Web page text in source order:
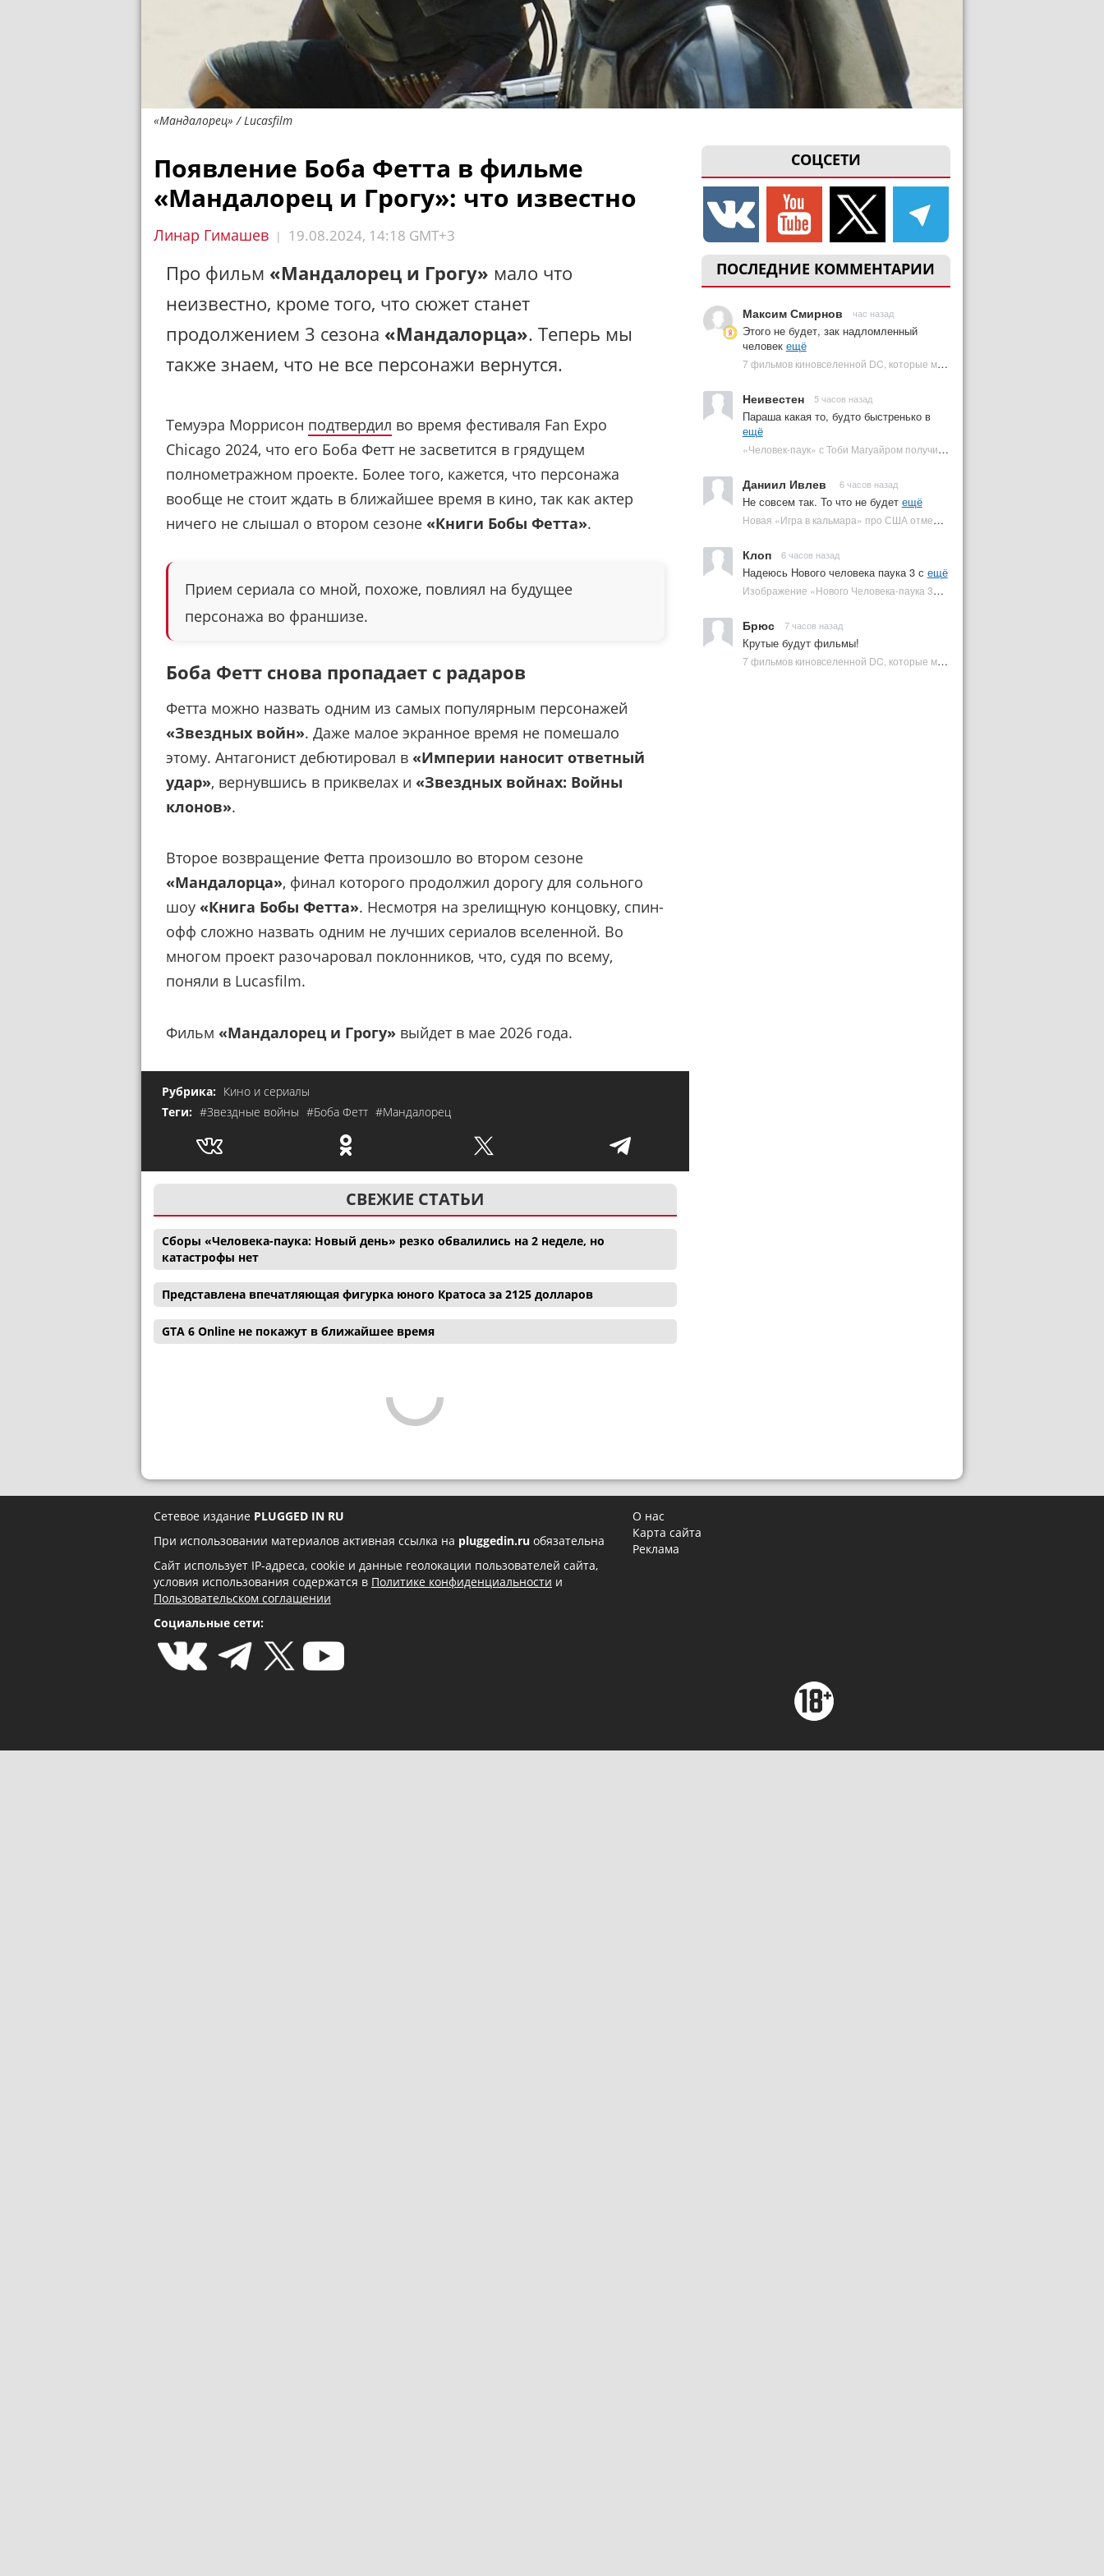
«Мандалорец» / Lucasfilm
СОЦСЕТИ
ПОСЛЕДНИЕ КОММЕНТАРИИ
Максим Смирнов час назад
Этого не будет, зак надломленный
человек ещё
7 фильмов киновселенной DC, которые может снять Зак Снайдер | Plugged In Ru
Неивестен 5 часов назад
Параша какая то, будто быстренько в
ещё
«Человек-паук» с Тоби Магуайром получил новый постер | Plugged In Ru
Даниил Ивлев 6 часов назад
Не совсем так. То что не будет ещё
Новая «Игра в кальмара» про США отменена | Plugged In Ru
Клоп 6 часов назад
Надеюсь Нового человека паука 3 с ещё
Изображение «Нового Человека-паука 3» подтвердило Зловещую шестерку | Plugged In Ru
Брюс 7 часов назад
Крутые будут фильмы!
7 фильмов киновселенной DC, которые может снять Зак Снайдер | Plugged In Ru
Появление Боба Фетта в фильме
«Мандалорец и Грогу»: что известно
Линар Гимашев | 19.08.2024, 14:18 GMT+3
Про фильм «Мандалорец и Грогу» мало что
неизвестно, кроме того, что сюжет станет
продолжением 3 сезона «Мандалорца». Теперь мы
также знаем, что не все персонажи вернутся.
Темуэра Моррисон подтвердил во время фестиваля Fan Expo
Chicago 2024, что его Боба Фетт не засветится в грядущем
полнометражном проекте. Более того, кажется, что персонажа
вообще не стоит ждать в ближайшее время в кино, так как актер
ничего не слышал о втором сезоне «Книги Бобы Фетта».
Прием сериала со мной, похоже, повлиял на будущее
персонажа во франшизе.
Боба Фетт снова пропадает с радаров
Фетта можно назвать одним из самых популярным персонажей
«Звездных войн». Даже малое экранное время не помешало
этому. Антагонист дебютировал в «Империи наносит ответный
удар», вернувшись в приквелах и «Звездных войнах: Войны
клонов».
Второе возвращение Фетта произошло во втором сезоне
«Мандалорца», финал которого продолжил дорогу для сольного
шоу «Книга Бобы Фетта». Несмотря на зрелищную концовку, спин-
офф сложно назвать одним не лучших сериалов вселенной. Во
многом проект разочаровал поклонников, что, судя по всему,
поняли в Lucasfilm.
Фильм «Мандалорец и Грогу» выйдет в мае 2026 года.
Рубрика: Кино и сериалы
Теги: #Звездные войны #Боба Фетт #Мандалорец
СВЕЖИЕ СТАТЬИ
Сборы «Человека-паука: Новый день» резко обвалились на 2 неделе, но
катастрофы нет
Представлена впечатляющая фигурка юного Кратоса за 2125 долларов
GTA 6 Online не покажут в ближайшее время
Сетевое издание PLUGGED IN RU
При использовании материалов активная ссылка на pluggedin.ru обязательна
Сайт использует IP-адреса, cookie и данные геолокации пользователей сайта,
условия использования содержатся в Политике конфиденциальности и
Пользовательском соглашении
Социальные сети:
О нас
Карта сайта
Реклама